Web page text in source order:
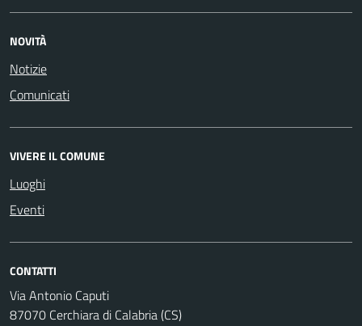
NOVITÀ
Notizie
Comunicati
VIVERE IL COMUNE
Luoghi
Eventi
CONTATTI
Via Antonio Caputi
87070 Cerchiara di Calabria (CS)